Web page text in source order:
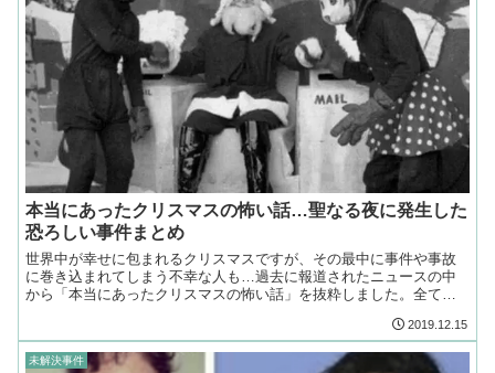
本当にあったクリスマスの怖い話…聖なる夜に発生した
恐ろしい事件まとめ
世界中が幸せに包まれるクリスマスですが、その最中に事件や事故
に巻き込まれてしまう不幸な人も…過去に報道されたニュースの中
から「本当にあったクリスマスの怖い話」を抜粋しました。全て本
2019.12.15
未解決事件